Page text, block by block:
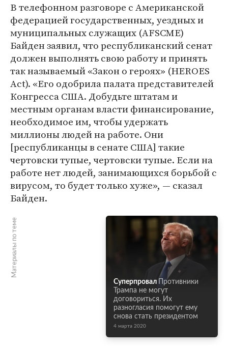
В телефонном разговоре с Американской
федерацией государственных, уездных и
муниципальных служащих (AFSCME)
Байден заявил, что республиканский сенат
должен выполнять свою работу и принять
так называемый «Закон о героях» (HEROES
Act). «Его одобрила палата представителей
Конгресса США. Добудьте штатам и
местным органам власти финансирование,
необходимое им, чтобы удержать
миллионы людей на работе. Они
[республиканцы в сенате США] такие
чертовски тупые, чертовски тупые. Если на
работе нет людей, занимающихся борьбой с
вирусом, то будет только хуже», — сказал
Байден.
Материалы по теме
Суперпровал
Противники
Трампа не могут
договориться. Их
разногласия помогут ему
снова стать президентом
4 марта 2020